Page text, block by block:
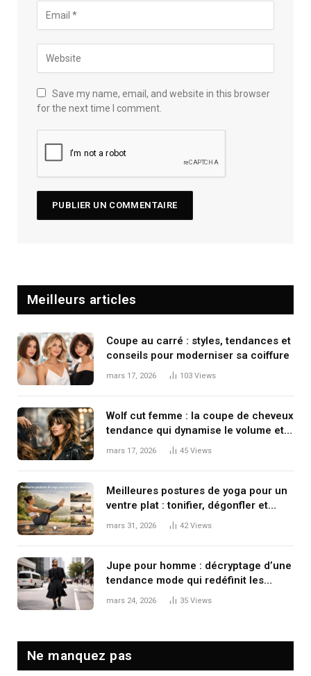
Save my name, email, and website in this browser
for the next time I comment.
Meilleurs articles
Coupe au carré : styles, tendances et
conseils pour moderniser sa coiffure
mars 17, 2026 103 Views
Wolf cut femme : la coupe de cheveux
tendance qui dynamise le volume et
le mouvement
mars 17, 2026 45 Views
Meilleures postures de yoga pour un
ventre plat : tonifier, dégonfler et
renforcer en douceur
mars 31, 2026 42 Views
Jupe pour homme : décryptage d’une
tendance mode qui redéfinit les
codes masculins
mars 24, 2026 35 Views
Ne manquez pas